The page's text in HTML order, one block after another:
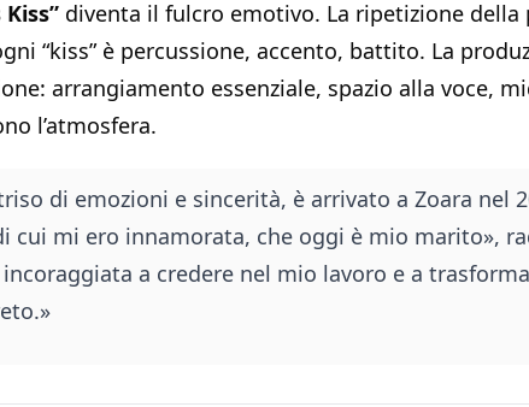
Kiss” diventa il fulcro emotivo. La ripetizione della
“kiss” è percussione, accento, battito. La
arrangiamento essenziale, spazio alla voce,
l’atmosfera.
di emozioni e sincerità, è arrivato a Zoara nel
cui mi ero innamorata, che oggi è mio marito»,
a credere nel mio lavoro e a